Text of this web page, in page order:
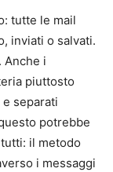
tutte le mail
inviati o salvati.
Anche i
piuttosto
separati
potrebbe
il metodo
i messaggi